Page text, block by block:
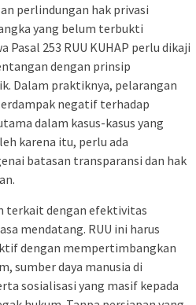
perlindungan hak privasi
yang belum terbukti
Pasal 253 RUU KUHAP perlu dikaji
dengan prinsip
Dalam praktiknya, pelarangan
negatif terhadap
dalam kasus-kasus yang
karena itu, perlu ada
batasan transparansi dan hak
terkait dengan efektivitas
mendatang. RUU ini harus
dengan mempertimbangkan
sumber daya manusia di
sosialisasi yang masif kepada